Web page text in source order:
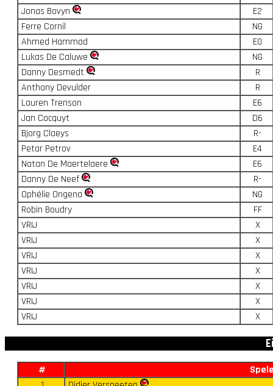
Jonas Bovyn
E2
Ferre Cornil
NG
Ahmed Hammad
E0
Lukas De Caluwe
NG
Danny Desmedt
R
Anthony Devulder
R
Lauren Trenson
E6
Jan Cocquyt
D6
Bjorg Claeys
R-
Petar Petrov
E4
Natan De Maertelaere
E6
Danny De Neef
R-
Ophélie Ongena
NG
Robin Boudry
FF
VRIJ
X
VRIJ
X
VRIJ
X
VRIJ
X
VRIJ
X
VRIJ
X
VRIJ
X
#